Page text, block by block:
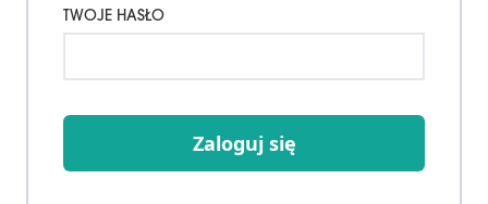
TWOJE HASŁO
Zaloguj się